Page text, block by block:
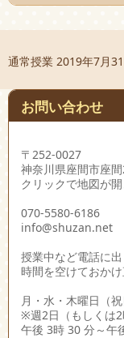
通常授業 2019年7月
お問い合わせ
〒252-0027
神奈川県座間市座
クリックで地図が開
070-5580-6186
info@shuzan.net
授業中など電話に出
時間を空けておかけ
月・水・木曜日（祝
※週2日（もしくは
午後 3時 30 分～午